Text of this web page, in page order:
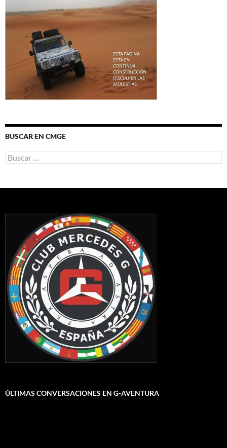
BUSCAR EN CMGE
Buscar:
ÚLTIMAS CONVERSACIONES EN G-AVENTURA